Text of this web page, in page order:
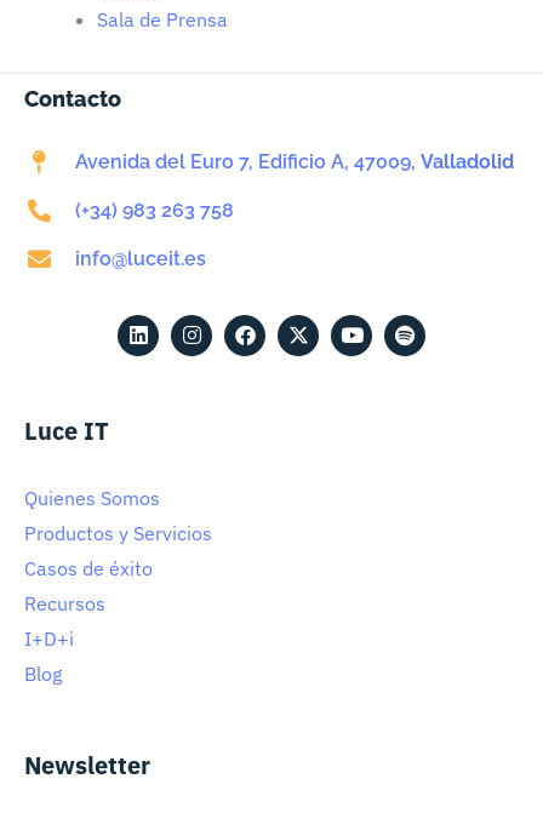
Sala de Prensa
Contacto
Avenida del Euro 7, Edificio A, 47009, Valladolid
(+34) 983 263 758
info@luceit.es
Luce IT
Quienes Somos
Productos y Servicios
Casos de éxito
Recursos
I+D+i
Blog
Newsletter